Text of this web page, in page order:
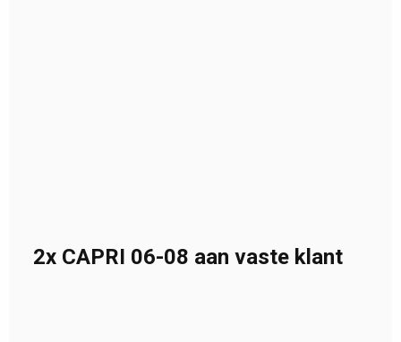
2x CAPRI 06-08 aan vaste klant